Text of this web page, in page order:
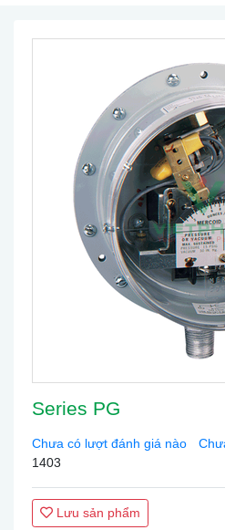
Series PG
Chưa có lượt đánh giá nào
1403
Lưu sản phẩm